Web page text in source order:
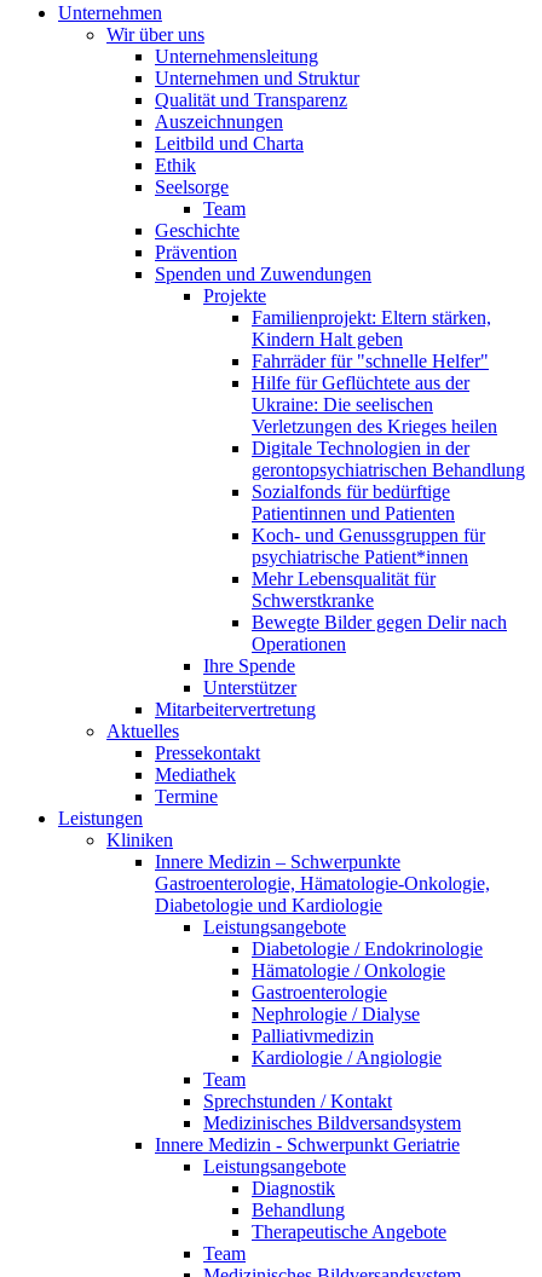
Unternehmen
Wir über uns
Unternehmensleitung
Unternehmen und Struktur
Qualität und Transparenz
Auszeichnungen
Leitbild und Charta
Ethik
Seelsorge
Team
Geschichte
Prävention
Spenden und Zuwendungen
Projekte
Familienprojekt: Eltern stärken,
Kindern Halt geben
Fahrräder für "schnelle Helfer"
Hilfe für Geflüchtete aus der
Ukraine: Die seelischen
Verletzungen des Krieges heilen
Digitale Technologien in der
gerontopsychiatrischen Behandlung
Sozialfonds für bedürftige
Patientinnen und Patienten
Koch- und Genussgruppen für
psychiatrische Patient*innen
Mehr Lebensqualität für
Schwerstkranke
Bewegte Bilder gegen Delir nach
Operationen
Ihre Spende
Unterstützer
Mitarbeitervertretung
Aktuelles
Pressekontakt
Mediathek
Termine
Leistungen
Kliniken
Innere Medizin – Schwerpunkte
Gastroenterologie, Hämatologie-Onkologie,
Diabetologie und Kardiologie
Leistungsangebote
Diabetologie / Endokrinologie
Hämatologie / Onkologie
Gastroenterologie
Nephrologie / Dialyse
Palliativmedizin
Kardiologie / Angiologie
Team
Sprechstunden / Kontakt
Medizinisches Bildversandsystem
Innere Medizin - Schwerpunkt Geriatrie
Leistungsangebote
Diagnostik
Behandlung
Therapeutische Angebote
Team